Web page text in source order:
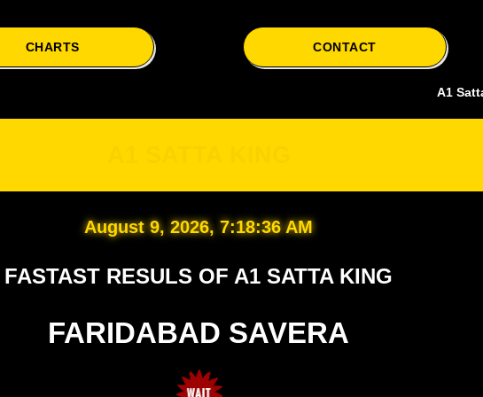
CHARTS CONTACT
A1 Satta is
August 9, 2026, 7:18:37 AM
FASTAST RESULS OF A1 SATTA KING
FARIDABAD SAVERA